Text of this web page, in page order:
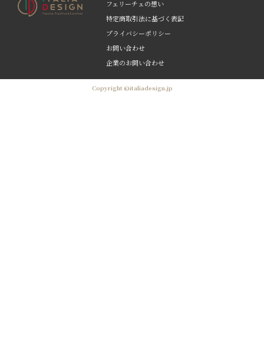
フェリーチェの想い
特定商取引法に基づく表記
プライバシーポリシー
お問い合わせ
企業のお問い合わせ
Copyright ©italiadesign.jp